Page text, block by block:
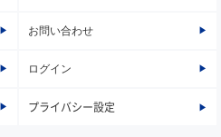
お問い合わせ
ログイン
プライバシー設定